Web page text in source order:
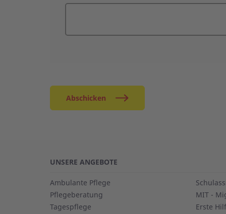
Abschicken
UNSERE ANGEBOTE
Ambulante Pflege
Pflegeberatung
Tagespflege
MIT -
Erste